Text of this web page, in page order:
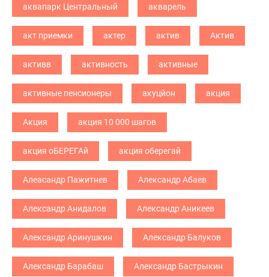
аквапарк Центральный акварель
акт приемки актер актив Актив
активв активность активные
активные пенсионеры акуцйон акция
Акция акция 10 000 шагов
акция оБЕРЕГАй акция оберегай
Алеасандр Пажитнев Александр Абаев
Александр Анидалов Александр Аникеев
Александр Аринушкин Александр Балуков
Александр Барабаш Александр Бастрыкин